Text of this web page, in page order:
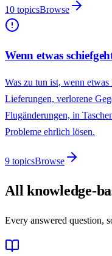
10 topicsBrowse
Wenn etwas
Was zu tun ist, wenn
Lieferungen, verlorene
Flugänderungen, in
Probleme ehrlich lösen.
9 topicsBrowse
All knowledge-
Every answered question,